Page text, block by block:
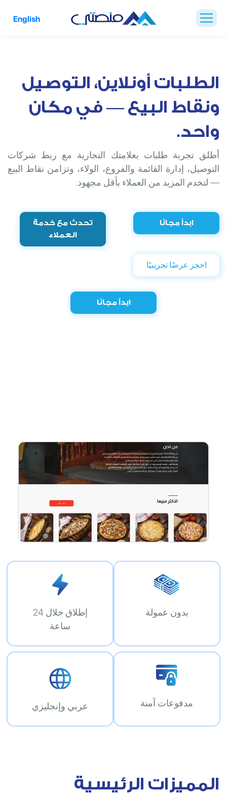
English
الطلبات أونلاين، التوصيل
ونقاط البيع — في مكان
واحد.
أطلق تجربة طلبات بعلامتك التجارية مع ربط شركات
التوصيل، إدارة القائمة والفروع، الولاء، وتزامن نقاط البيع
— لتخدم المزيد من العملاء بأقل مجهود.
ابدأ مجانًا
تحدث مع خدمة
العملاء
احجز عرضًا تجريبيًا
ابدأ مجانًا
بدون عمولة
إطلاق خلال 24
ساعة
مدفوعات آمنة عربي وإنجليزي
المميزات الرئيسية